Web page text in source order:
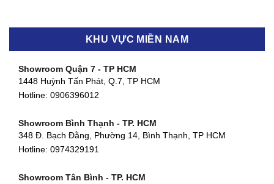
KHU VỰC MIỀN NAM
Showroom Quận 7 - TP HCM
1448 Huỳnh Tấn Phát, Q.7, TP HCM
Hotline: 0906396012
Showroom Bình Thạnh - TP. HCM
348 Đ. Bạch Đằng, Phường 14, Bình Thạnh, TP HCM
Hotline: 0974329191
Showroom Tân Bình - TP. HCM